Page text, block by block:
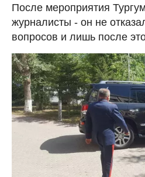
После мероприятия
журналисты - он не
вопросов и лишь после